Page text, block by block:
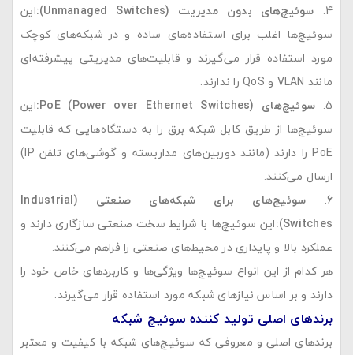
سوئیچ‌های بدون مدیریت (Unmanaged Switches):
این
سوئیچ‌ها اغلب برای استفاده‌های ساده و در شبکه‌های کوچک
مورد استفاده قرار می‌گیرند و قابلیت‌های مدیریتی پیشرفته‌ای
مانند VLAN و QoS را ندارند.
سوئیچ‌های
این
سوئیچ‌ها از طریق کابل شبکه برق را به دستگاه‌هایی که قابلیت
PoE را دارند (مانند دوربین‌های مداربسته و گوشی‌های تلفن IP)
ارسال می‌کنند.
سوئیچ‌های برای شبکه‌های صنعتی
(Industrial
Switches): این سوئیچ‌ها با شرایط سخت صنعتی سازگاری دارند و
عملکرد بالا و پایداری در محیط‌های صنعتی را فراهم می‌کنند.
هر کدام از این انواع سوئیچ‌ها ویژگی‌ها و کاربردهای خاص خود را
دارند و بر اساس نیازهای شبکه مورد استفاده قرار می‌گیرند.
برندهای اصلی تولید کننده سوئیچ شبکه
برندهای اصلی و معروفی که سوئیچ‌های شبکه با کیفیت و معتبر